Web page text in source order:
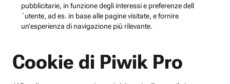
pubblicitarie, in funzione degli interessi e preferenze dell
´utente, ad es. in base alle pagine visitate, e fornire
un’esperienza di navigazione più rilevante.
Cookie di Piwik Pro